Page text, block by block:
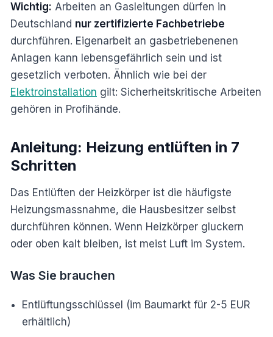
Wichtig: Arbeiten an Gasleitungen dürfen in
Deutschland nur zertifizierte Fachbetriebe
durchführen. Eigenarbeit an gasbetriebenenen
Anlagen kann lebensgefährlich sein und ist
gesetzlich verboten. Ähnlich wie bei der
Elektroinstallation gilt: Sicherheitskritische Arbeiten
gehören in Profihände.
Anleitung: Heizung entlüften in 7
Schritten
Das Entlüften der Heizkörper ist die häufigste
Heizungsmassnahme, die Hausbesitzer selbst
durchführen können. Wenn Heizkörper gluckern
oder oben kalt bleiben, ist meist Luft im System.
Was Sie brauchen
Entlüftungsschlüssel (im Baumarkt für 2-5 EUR
erhältlich)